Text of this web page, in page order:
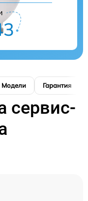
Модели Гарантия
сервис-